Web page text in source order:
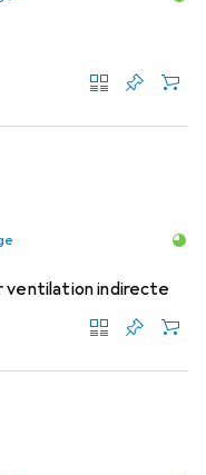
ventilation indirecte